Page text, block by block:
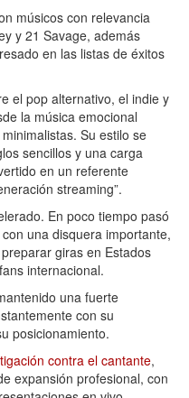
músicos con relevancia
y 21 Savage, además
en las listas de éxitos
el pop alternativo, el indie y
la música emocional
Su estilo se
sencillos y una carga
en un referente
streaming”.
En poco tiempo pasó
una disquera importante,
giras en Estados
internacional.
una fuerte
con su
posicionamiento.
contra el cantante,
expansión profesional, con